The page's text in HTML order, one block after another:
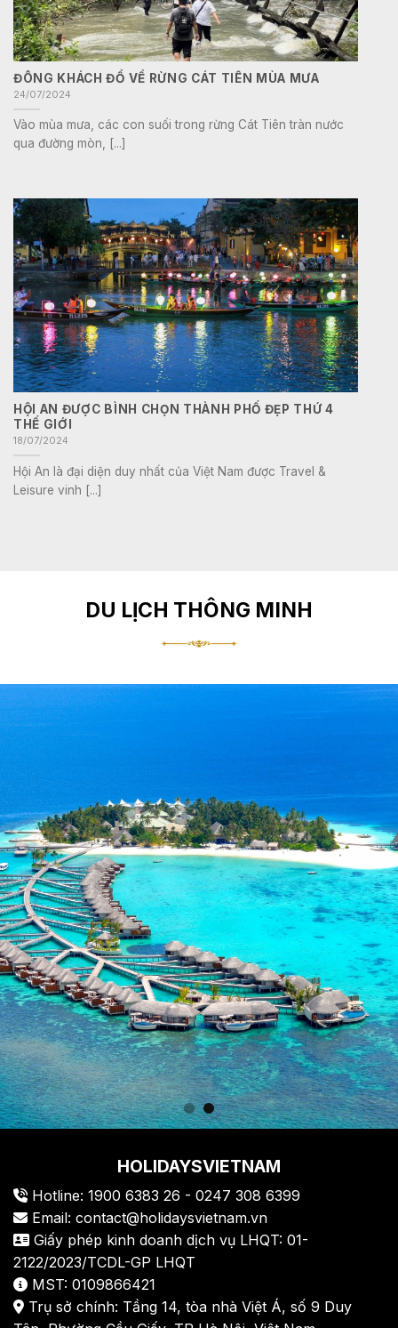
ĐÔNG KHÁCH ĐỔ VỀ RỪNG CÁT TIÊN MÙA MƯA
24/07/2024
Vào mùa mưa, các con suối trong rừng Cát Tiên tràn nước
qua đường mòn, [...]
HỘI AN ĐƯỢC BÌNH CHỌN THÀNH PHỐ ĐẸP THỨ 4
THẾ GIỚI
18/07/2024
Hội An là đại diện duy nhất của Việt Nam được Travel &
Leisure vinh [...]
DU LỊCH THÔNG MINH
HOLIDAYSVIETNAM
Hotline: 1900 6383 26 - 0247 308 6399
Email: contact@holidaysvietnam.vn
Giấy phép kinh doanh dịch vụ LHQT: 01-
2122/2023/TCDL-GP LHQT
MST: 0109866421
Trụ sở chính: Tầng 14, tòa nhà Việt Á, số 9 Duy